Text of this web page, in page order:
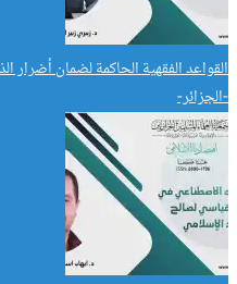
القواعد الفقهية الحاكمة لضمان أضرار
-الجزائر-